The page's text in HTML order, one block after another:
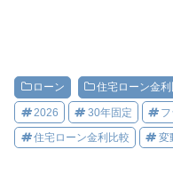
ローン 住宅ローン金利
2026 30年固定
住宅ローン金利比較 変